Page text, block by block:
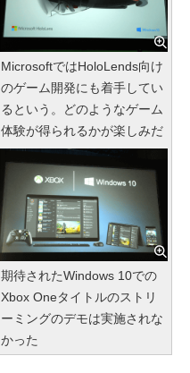
MicrosoftではHoloLends向け
のゲーム開発にも着手してい
るという。どのようなゲーム
体験が得られるかが楽しみだ
期待されたWindows 10での
Xbox Oneタイトルのストリ
ーミングのデモは実施されな
かった